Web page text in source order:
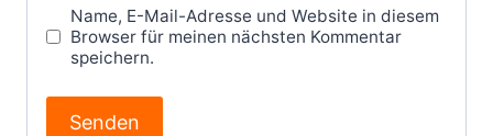
Name, E-Mail-Adresse und Website in diesem
Browser für meinen nächsten Kommentar
speichern.